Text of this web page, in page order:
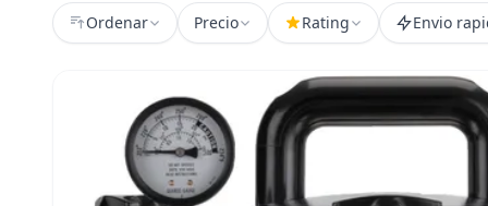
Ordenar Precio Rating Envio